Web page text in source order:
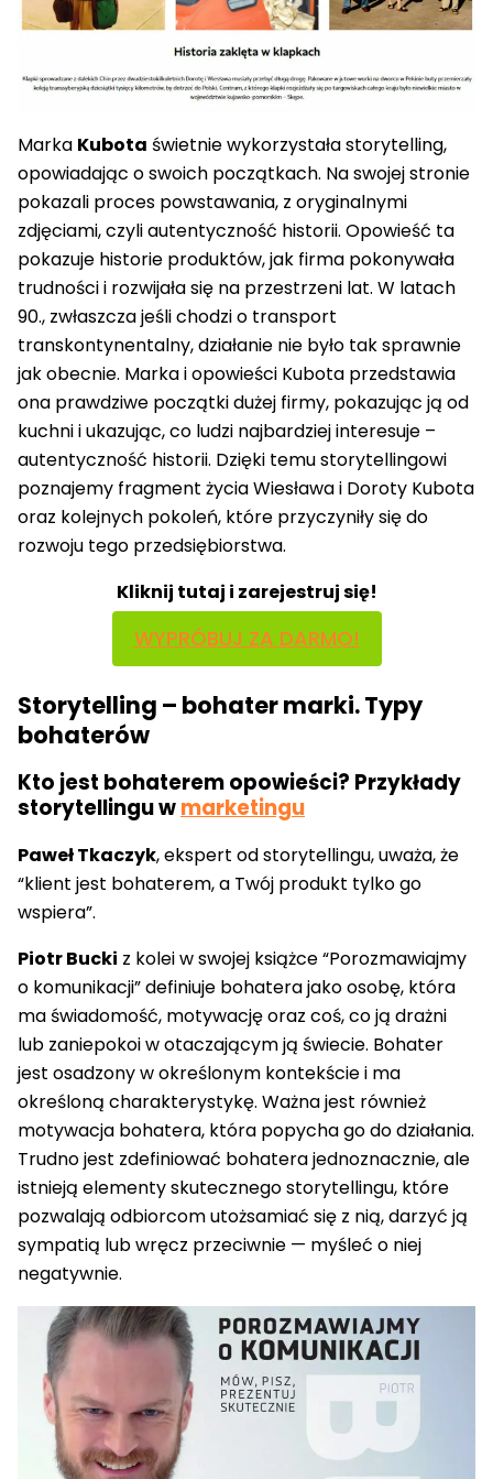
Marka Kubota świetnie wykorzystała storytelling,
opowiadając o swoich początkach. Na swojej stronie
pokazali proces powstawania, z oryginalnymi
zdjęciami, czyli autentyczność historii. Opowieść ta
pokazuje historie produktów, jak firma pokonywała
trudności i rozwijała się na przestrzeni lat. W latach
90., zwłaszcza jeśli chodzi o transport
transkontynentalny, działanie nie było tak sprawnie
jak obecnie. Marka i opowieści Kubota przedstawia
ona prawdziwe początki dużej firmy, pokazując ją od
kuchni i ukazując, co ludzi najbardziej interesuje –
autentyczność historii. Dzięki temu storytellingowi
poznajemy fragment życia Wiesława i Doroty Kubota
oraz kolejnych pokoleń, które przyczyniły się do
rozwoju tego przedsiębiorstwa.
Kliknij tutaj i zarejestruj się!
WYPRÓBUJ ZA DARMO!
Storytelling – bohater marki. Typy
bohaterów
Kto jest bohaterem opowieści? Przykłady
storytellingu w marketingu
Paweł Tkaczyk, ekspert od storytellingu, uważa, że
“klient jest bohaterem, a Twój produkt tylko go
wspiera”.
Piotr Bucki z kolei w swojej książce “Porozmawiajmy
o komunikacji” definiuje bohatera jako osobę, która
ma świadomość, motywację oraz coś, co ją drażni
lub zaniepokoi w otaczającym ją świecie. Bohater
jest osadzony w określonym kontekście i ma
określoną charakterystykę. Ważna jest również
motywacja bohatera, która popycha go do działania.
Trudno jest zdefiniować bohatera jednoznacznie, ale
istnieją elementy skutecznego storytellingu, które
pozwalają odbiorcom utożsamiać się z nią, darzyć ją
sympatią lub wręcz przeciwnie — myśleć o niej
negatywnie.